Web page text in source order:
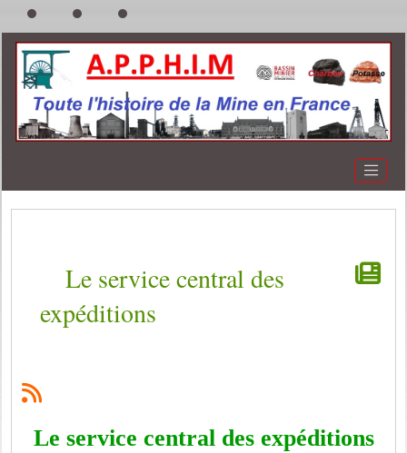
Le service central des
expéditions
Le service central des expéditions